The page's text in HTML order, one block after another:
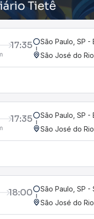
17:35
São Paulo, SP -
São José do
17:35
São Paulo, SP -
São José do
18:00
São Paulo, SP -
São José do